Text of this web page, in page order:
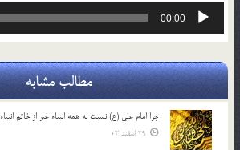
پخش‌کننده
00:00
مطالب مشابه
چرا امام علی (ع) نسبت به همه انبیاء غیر از خاتم
29 اسفند 03